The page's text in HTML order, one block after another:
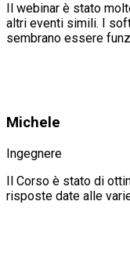
Il webinar è stato
altri eventi simili. I
sembrano essere
Michele
Ingegnere
Il Corso è stato di
risposte date alle